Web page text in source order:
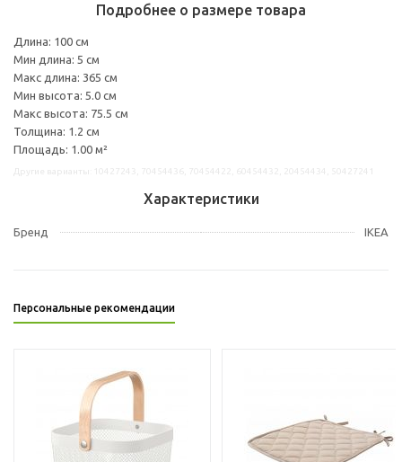
Подробнее о размере товара
Длина: 100 см
Мин длина: 5 см
Макс длина: 365 см
Мин высота: 5.0 см
Макс высота: 75.5 см
Толщина: 1.2 см
Площадь: 1.00 м²
Характеристики
Бренд IKEA
Персональные рекомендации